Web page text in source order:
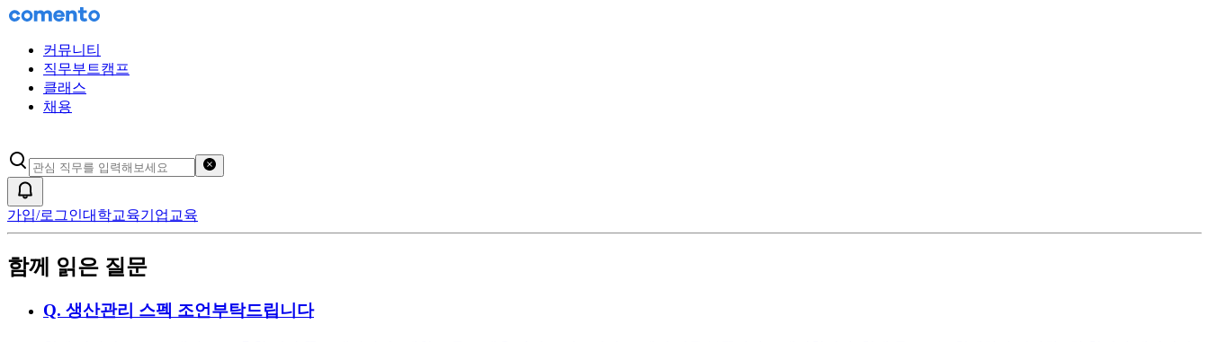
커뮤니티
직무부트캠프
클래스
채용
가입/로그인대학교육기업교육
함께 읽은 질문
Q. 생산관리 스펙 조언부탁드립니다